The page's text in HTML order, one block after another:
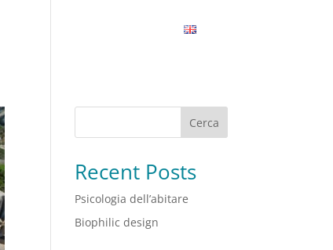
Cerca
Recent Posts
Psicologia dell’abitare
Biophilic design